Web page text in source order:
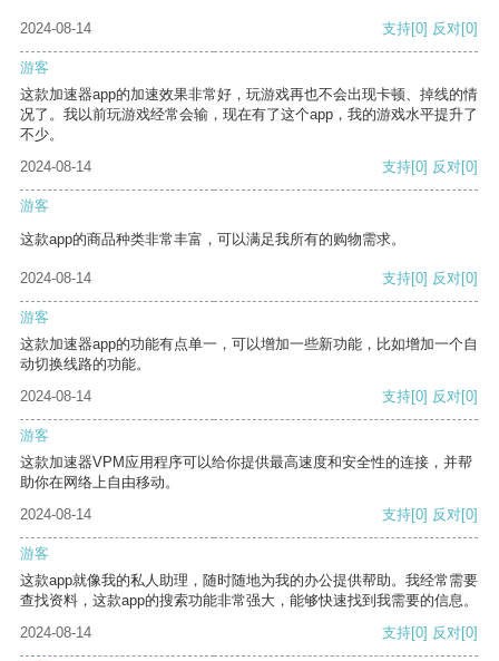
2024-08-14 支持[0] 反对[0]
游客
这款加速器app的加速效果非常好，玩游戏再也不会出现卡顿、掉线的情
况了。我以前玩游戏经常会输，现在有了这个app，我的游戏水平提升了
不少。
2024-08-14
支持[0] 反对[0]
游客
这款app的商品种类非常丰富，可以满足我所有的购物需求。
2024-08-14 支持[0] 反对[0]
游客
这款加速器app的功能有点单一，可以增加一些新功能，比如增加一个自
动切换线路的功能。
2024-08-14
支持[0] 反对[0]
游客
这款加速器VPM应用程序可以给你提供最高速度和安全性的连接，并帮
助你在网络上自由移动。
2024-08-14
支持[0] 反对[0]
游客
这款app就像我的私人助理，随时随地为我的办公提供帮助。我经常需要
查找资料，这款app的搜索功能非常强大，能够快速找到我需要的信息。
2024-08-14
支持[0] 反对[0]